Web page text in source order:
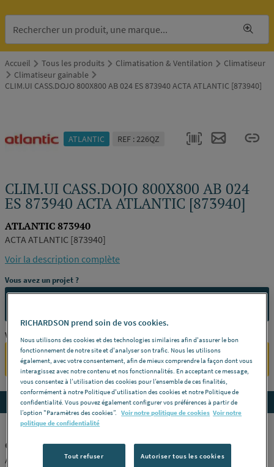
Accueil Tous les produits Climatisation & Ventilation
Climatiseur
Climatiseur gainable
CLIM.UI CASS.DOJO 800X800 AB 024 ES 873940 ACTA ATLANTIC [873940]
ATLANTIC REF : 226QZ
CLIM.UI CASS.DOJO 800X800 AB 024
ES 873940 ACTA ATLANTIC [873940]
ATLANTIC 873940
ACTA ATLANTIC [873940]
Voir la description complète
Vous avez un projet ?
Vous êtes un professionnel ?
SE CONNECTER
Accedez aux détails du produit
CLIM.UI CASS.DOJO 800X800 AB 024 ES 873940
ACTA ATLANTIC [873940]
RICHARDSON prend soin de vos cookies.
Nous utilisons des cookies et des technologies similaires afin d'assurer le bon
fonctionnement de notre site et d'analyser son trafic. Nous les utilisons
également, avec votre consentement, afin de mieux comprendre la façon dont vous
interagissez avec notre contenu et nos fonctionnalités. En acceptant ce message,
vous consentez à l’utilisation des cookies pour l’ensemble de ces finalités,
conformément à notre Politique d'utilisation des cookies et notre Politique de
confidentialité. Vous pouvez également configurer vos préférences à partir de
l’option "Paramètres des cookies”. Voir notre politique de cookies Voir notre
politique de confidentialité
Tout refuser Autoriser tous les cookies